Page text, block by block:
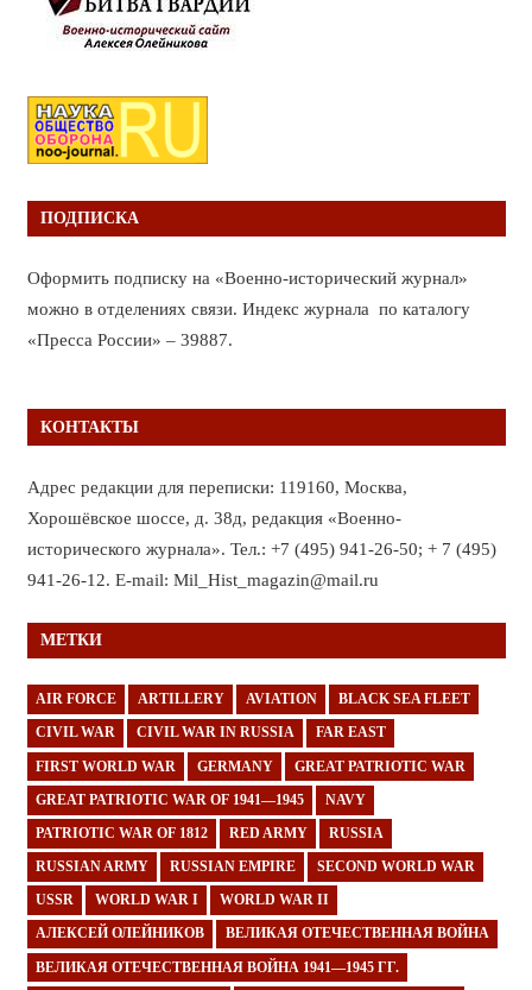
ПОДПИСКА
Оформить подписку на «Военно-исторический журнал»
можно в отделениях связи. Индекс журнала по каталогу
«Пресса России» – 39887.
КОНТАКТЫ
Адрес редакции для переписки: 119160, Москва,
Хорошёвское шоссе, д. 38д, редакция «Военно-
исторического журнала». Тел.: +7 (495) 941-26-50; + 7 (495)
941-26-12. E-mail: Mil_Hist_magazin@mail.ru
МЕТКИ
AIR FORCE ARTILLERY AVIATION BLACK SEA FLEET
CIVIL WAR CIVIL WAR IN RUSSIA FAR EAST
FIRST WORLD WAR GERMANY GREAT PATRIOTIC WAR
GREAT PATRIOTIC WAR OF 1941—1945 NAVY
PATRIOTIC WAR OF 1812 RED ARMY RUSSIA
RUSSIAN ARMY RUSSIAN EMPIRE SECOND WORLD WAR
USSR WORLD WAR I WORLD WAR II
АЛЕКСЕЙ ОЛЕЙНИКОВ ВЕЛИКАЯ ОТЕЧЕСТВЕННАЯ ВОЙНА
ВЕЛИКАЯ ОТЕЧЕСТВЕННАЯ ВОЙНА 1941—1945 ГГ.